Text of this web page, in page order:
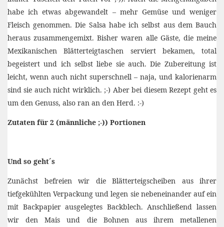
habe ich etwas abgewandelt – mehr Gemüse und weniger
Fleisch genommen. Die Salsa habe ich selbst aus dem Bauch
heraus zusammengemixt. Bisher waren alle Gäste, die meine
Mexikanischen Blätterteigtaschen serviert bekamen, total
begeistert und ich selbst liebe sie auch. Die Zubereitung ist
leicht, wenn auch nicht superschnell – naja, und kalorienarm
sind sie auch nicht wirklich. ;-) Aber bei diesem Rezept geht es
um den Genuss, also ran an den Herd. :-)
Zutaten für 2 (männliche ;-)) Portionen
Und so geht´s
Zunächst befreien wir die Blätterteigscheiben aus ihrer
tiefgekühlten Verpackung und legen sie nebeneinander auf ein
mit Backpapier ausgelegtes Backblech. Anschließend lassen
wir den Mais und die Bohnen aus ihrem metallenen